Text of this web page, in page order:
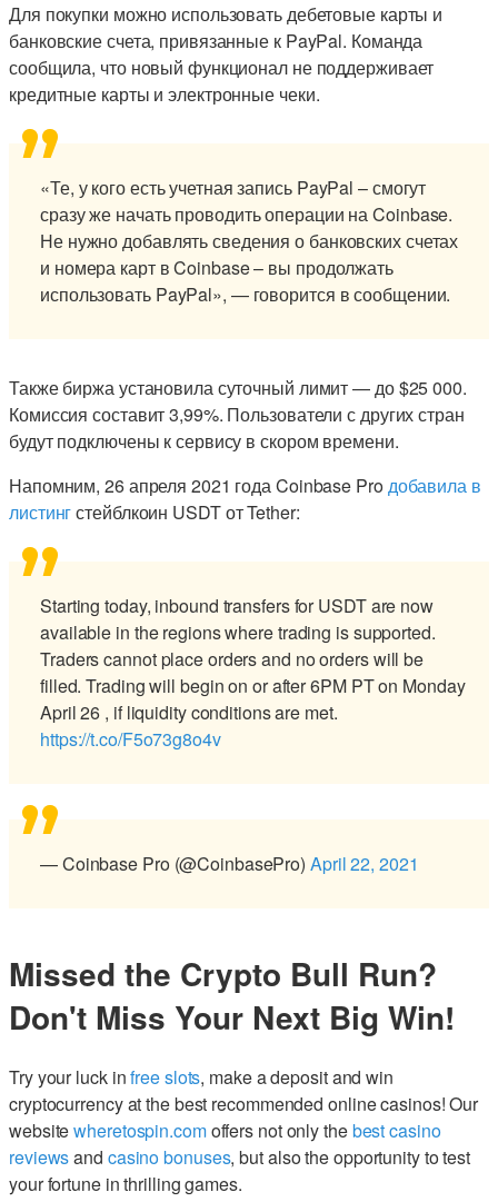
Для покупки можно использовать дебетовые карты и
банковские счета, привязанные к PayPal. Команда
сообщила, что новый функционал не поддерживает
кредитные карты и электронные чеки.
«Те, у кого есть учетная запись PayPal – смогут
сразу же начать проводить операции на Coinbase.
Не нужно добавлять сведения о банковских счетах
и номера карт в Coinbase – вы продолжать
использовать PayPal», — говорится в сообщении.
Также биржа установила суточный лимит — до $25 000.
Комиссия составит 3,99%. Пользователи с других стран
будут подключены к сервису в скором времени.
Напомним, 26 апреля 2021 года Coinbase Proдобавила в
листингстейблкоин USDT от Tether:
Starting today, inbound transfers for USDT are now
available in the regions where trading is supported.
Traders cannot place orders and no orders will be
filled. Trading will begin on or after 6PM PT on Monday
April 26 , if liquidity conditions are met.
https://t.co/F5o73g8o4v
— Coinbase Pro (@CoinbasePro) April 22, 2021
Missed the Crypto Bull Run?
Don't Miss Your Next Big Win!
Try your luck infree slots, make a deposit and win
cryptocurrency at the best recommended online casinos! Our
websitewheretospin.comoffers not only thebest casino
reviewsand casino bonuses, but also the opportunity to test
your fortune in thrilling games.